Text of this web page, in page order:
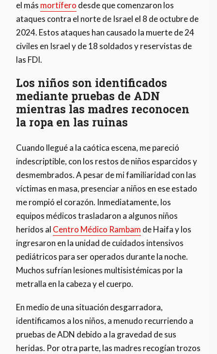
el más mortífero desde que comenzaron los
ataques contra el norte de Israel el 8 de octubre de
2024. Estos ataques han causado la muerte de 24
civiles en Israel y de 18 soldados y reservistas de
las FDI.
Los niños son identificados
mediante pruebas de ADN
mientras las madres reconocen
la ropa en las ruinas
Cuando llegué a la caótica escena, me pareció
indescriptible, con los restos de niños esparcidos y
desmembrados. A pesar de mi familiaridad con las
víctimas en masa, presenciar a niños en ese estado
me rompió el corazón. Inmediatamente, los
equipos médicos trasladaron a algunos niños
heridos al Centro Médico Rambam de Haifa y los
ingresaron en la unidad de cuidados intensivos
pediátricos para ser operados durante la noche.
Muchos sufrían lesiones multisistémicas por la
metralla en la cabeza y el cuerpo.
En medio de una situación desgarradora,
identificamos a los niños, a menudo recurriendo a
pruebas de ADN debido a la gravedad de sus
heridas. Por otra parte, las madres recogían trozos